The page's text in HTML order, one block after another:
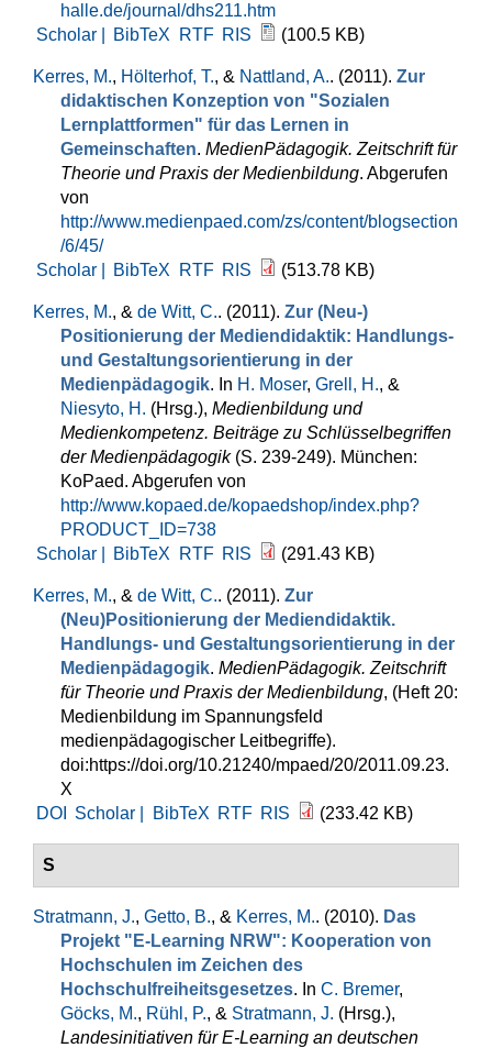
halle.de/journal/dhs211.htm
Scholar |
BibTeX RTF RIS (100.5 KB)
Kerres, M., Hölterhof, T., & Nattland, A.. (2011). Zur
didaktischen Konzeption von "Sozialen
Lernplattformen" für das Lernen in
Gemeinschaften. MedienPädagogik. Zeitschrift für
Theorie und Praxis der Medienbildung. Abgerufen
von
http://www.medienpaed.com/zs/content/blogsection
/6/45/
Scholar |
BibTeX RTF RIS (513.78 KB)
Kerres, M., & de Witt, C.. (2011). Zur (Neu-)
Positionierung der Mediendidaktik: Handlungs-
und Gestaltungsorientierung in der
Medienpädagogik. In H. Moser, Grell, H., &
Niesyto, H. (Hrsg.), Medienbildung und
Medienkompetenz. Beiträge zu Schlüsselbegriffen
der Medienpädagogik(S. 239-249). München:
KoPaed. Abgerufen von
http://www.kopaed.de/kopaedshop/index.php?
PRODUCT_ID=738
Scholar |
BibTeX RTF RIS (291.43 KB)
Kerres, M., & de Witt, C.. (2011). Zur
(Neu)Positionierung der Mediendidaktik.
Handlungs- und Gestaltungsorientierung in der
Medienpädagogik. MedienPädagogik. Zeitschrift
für Theorie und Praxis der Medienbildung, (Heft 20:
Medienbildung im Spannungsfeld
medienpädagogischer Leitbegriffe).
doi:https://doi.org/10.21240/mpaed/20/2011.09.23.
X
DOI
Scholar | BibTeX RTF RIS (233.42 KB)
S
Stratmann, J., Getto, B., & Kerres, M.. (2010). Das
Projekt "E-Learning NRW": Kooperation von
Hochschulen im Zeichen des
Hochschulfreiheitsgesetzes. In C. Bremer,
Göcks, M., Rühl, P., & Stratmann, J. (Hrsg.),
Landesinitiativen für E-Learning an deutschen